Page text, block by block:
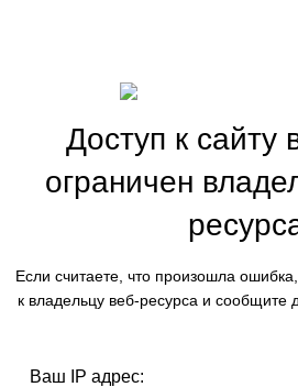
Доступ к сайту
ограничен
Если считаете, что произошла
к владельцу веб-ресурса и сообщите
Ваш IP адрес: